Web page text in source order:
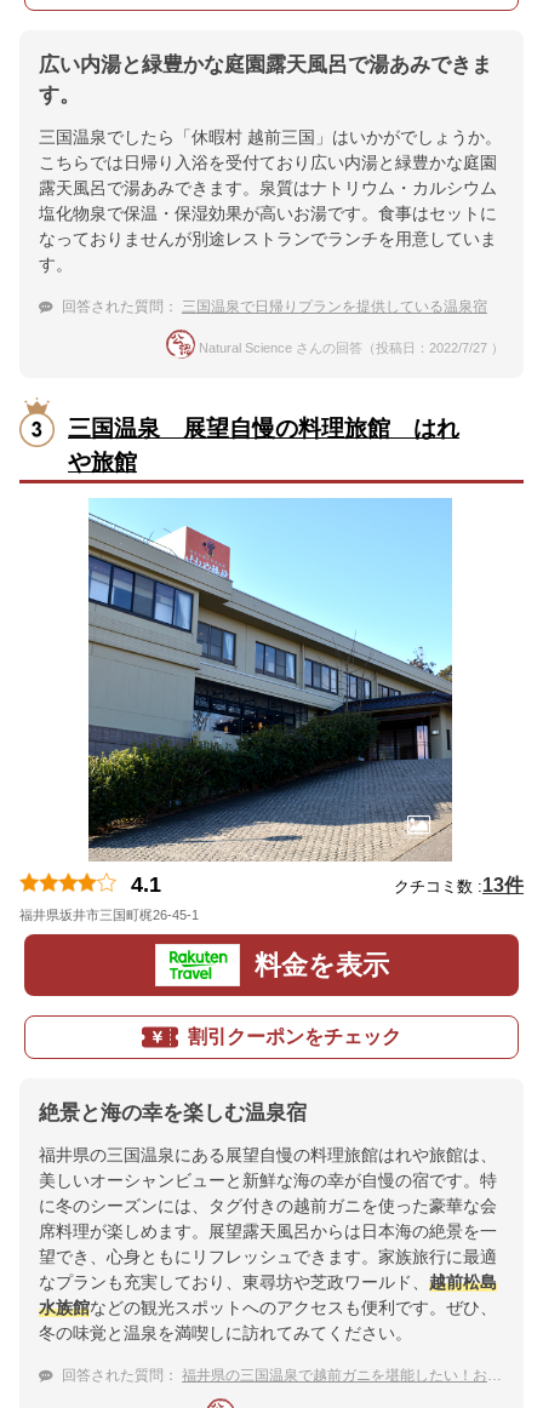
広い内湯と緑豊かな庭園露天風呂で湯あみできま
す。
三国温泉でしたら「休暇村 越前三国」はいかがでしょうか。
こちらでは日帰り入浴を受付ており広い内湯と緑豊かな庭園
露天風呂で湯あみできます。泉質はナトリウム・カルシウム
塩化物泉で保温・保湿効果が高いお湯です。食事はセットに
なっておりませんが別途レストランでランチを用意していま
す。
回答された質問： 三国温泉で日帰りプランを提供している温泉宿
Natural Science さんの回答（投稿日：2022/7/27 ）
三国温泉 展望自慢の料理旅館 はれ
や旅館
4.1 クチコミ数 :13件
福井県坂井市三国町梶26-45-1
料金を表示
割引クーポンをチェック
絶景と海の幸を楽しむ温泉宿
福井県の三国温泉にある展望自慢の料理旅館はれや旅館は、
美しいオーシャンビューと新鮮な海の幸が自慢の宿です。特
に冬のシーズンには、タグ付きの越前ガニを使った豪華な会
席料理が楽しめます。展望露天風呂からは日本海の絶景を一
望でき、心身ともにリフレッシュできます。家族旅行に最適
なプランも充実しており、東尋坊や芝政ワールド、 越前松島
水族館などの観光スポットへのアクセスも便利です。ぜひ、
冬の味覚と温泉を満喫しに訪れてみてください。
回答された質問： 福井県の三国温泉で越前ガニを堪能したい！おすすめ宿は？